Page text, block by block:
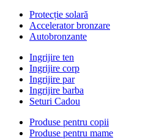
Protecție solară
Accelerator bronzare
Autobronzante
Ingrijire ten
Ingrijire corp
Ingrijire par
Ingrijire barba
Seturi Cadou
Produse pentru copii
Produse pentru mame